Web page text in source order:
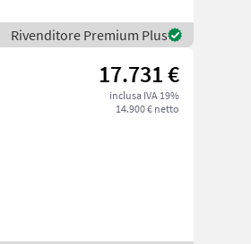
Rivenditore Premium Plus
17.731 €
inclusa IVA 19%
14.900 € netto